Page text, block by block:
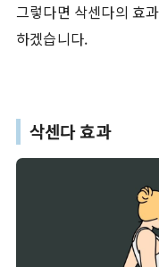
그렇다면 삭센다의 효
하겠습니다.
삭센다 효과